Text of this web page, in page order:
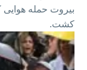
بیروت حمله هوایی
کشت.